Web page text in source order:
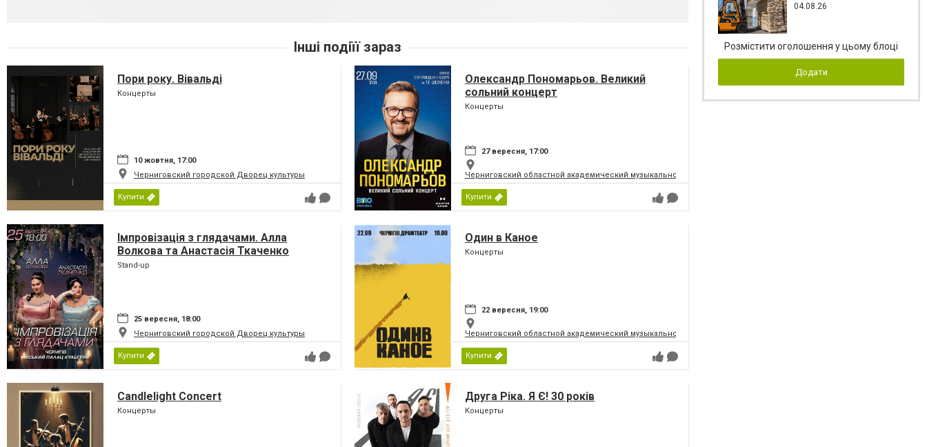
Інші подіїї зараз
Пори року. Вівальді
Концерты
10 жовтня, 17:00
Черниговский городской Дворец культуры
Купити
Олександр Пономарьов. Великий
сольний концерт
Концерты
27 вересня, 17:00
Черниговский областной академический музыкально-драматический театр имени Т.Г.Шевченко
Купити
Імпровізація з глядачами. Алла
Волкова та Анастасія Ткаченко
Stand-up
25 вересня, 18:00
Черниговский городской Дворец культуры
Купити
Один в Каное
Концерты
22 вересня, 19:00
Черниговский областной академический музыкально-драматический театр имени Т.Г.Шевченко
Купити
Candlelight Concert
Концерты
Друга Ріка. Я Є! 30 років
Концерты
04.08.26
Розмістити оголошення у цьому блоці
Додати